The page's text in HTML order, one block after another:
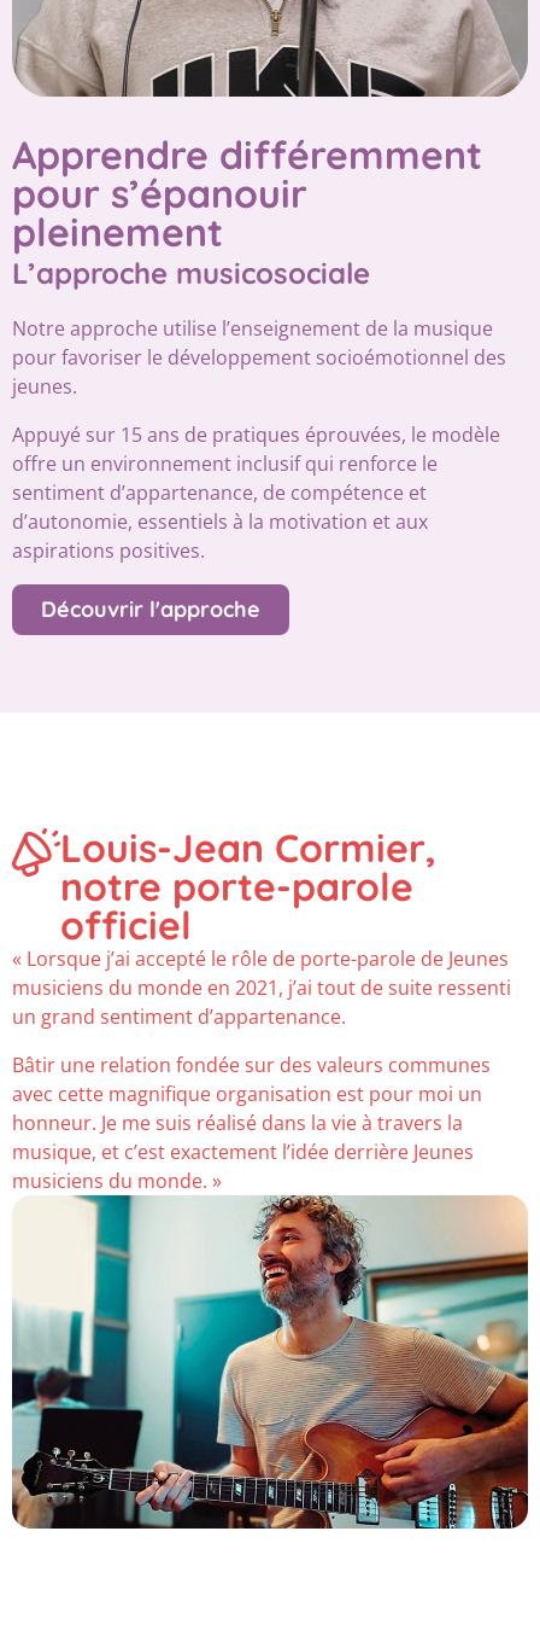
Apprendre différemment
pour s’épanouir
pleinement
L’approche musicosociale
Notre approche utilise l’enseignement de la musique
pour favoriser le développement socioémotionnel des
jeunes.
Appuyé sur 15 ans de pratiques éprouvées, le modèle
offre un environnement inclusif qui renforce le
sentiment d’appartenance, de compétence et
d’autonomie, essentiels à la motivation et aux
aspirations positives.
Découvrir l'approche
Louis-Jean Cormier,
notre porte-parole
officiel
« Lorsque j’ai accepté le rôle de porte-parole de Jeunes
musiciens du monde en 2021, j’ai tout de suite ressenti
un grand sentiment d’appartenance.
Bâtir une relation fondée sur des valeurs communes
avec cette magnifique organisation est pour moi un
honneur. Je me suis réalisé dans la vie à travers la
musique, et c’est exactement l’idée derrière Jeunes
musiciens du monde. »